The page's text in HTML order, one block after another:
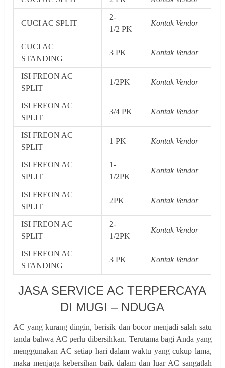
CUCI AC SPLIT
2-
1/2 PK
Kontak Vendor
CUCI AC
STANDING
3 PK Kontak Vendor
ISI FREON AC
SPLIT
1/2PK Kontak Vendor
ISI FREON AC
SPLIT
3/4 PK Kontak Vendor
ISI FREON AC
SPLIT
1 PK Kontak Vendor
ISI FREON AC
SPLIT
1-
1/2PK
Kontak Vendor
ISI FREON AC
SPLIT
2PK Kontak Vendor
ISI FREON AC
SPLIT
2-
1/2PK
Kontak Vendor
ISI FREON AC
STANDING
3 PK Kontak Vendor
JASA SERVICE AC TERPERCAYA
DI MUGI – NDUGA
AC yang kurang dingin, berisik dan bocor menjadi salah satu
tanda bahwa AC perlu dibersihkan. Terutama bagi Anda yang
menggunakan AC setiap hari dalam waktu yang cukup lama,
maka menjaga kebersihan baik dalam dan luar AC sangatlah